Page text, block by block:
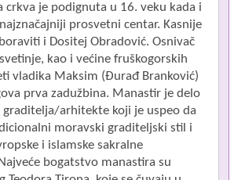
crkva je podignuta u 16. veku kada i
prosvetni centar. Kasnije
i Dositej Obradović. Osnivač
kao i većine fruškogorskih
vladika Maksim (Đurađ Branković)
prva zadužbina. Manastir je delo
graditelja/arhitekte koji je uspeo da
moravski graditeljski stil i
i islamske sakralne
bogatstvo manastira su